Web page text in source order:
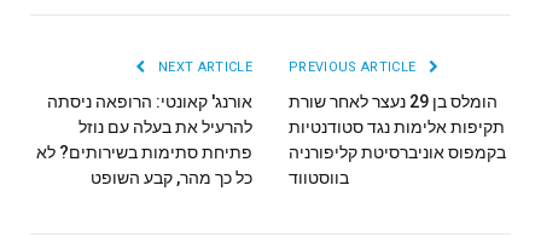
הומלס בן 29 נעצר לאחר שורת
תקיפות אלימות נגד סטודנטיות
בקמפוס אוניברסיטת קליפורניה
בווסטווד
NEXT ARTICLE
אורנג' קאונטי: הרופאה ניסתה
להרעיל את בעלה עם נוזל
פתיחת סתימות בשירותים? לא
כל כך מהר, קבע השופט